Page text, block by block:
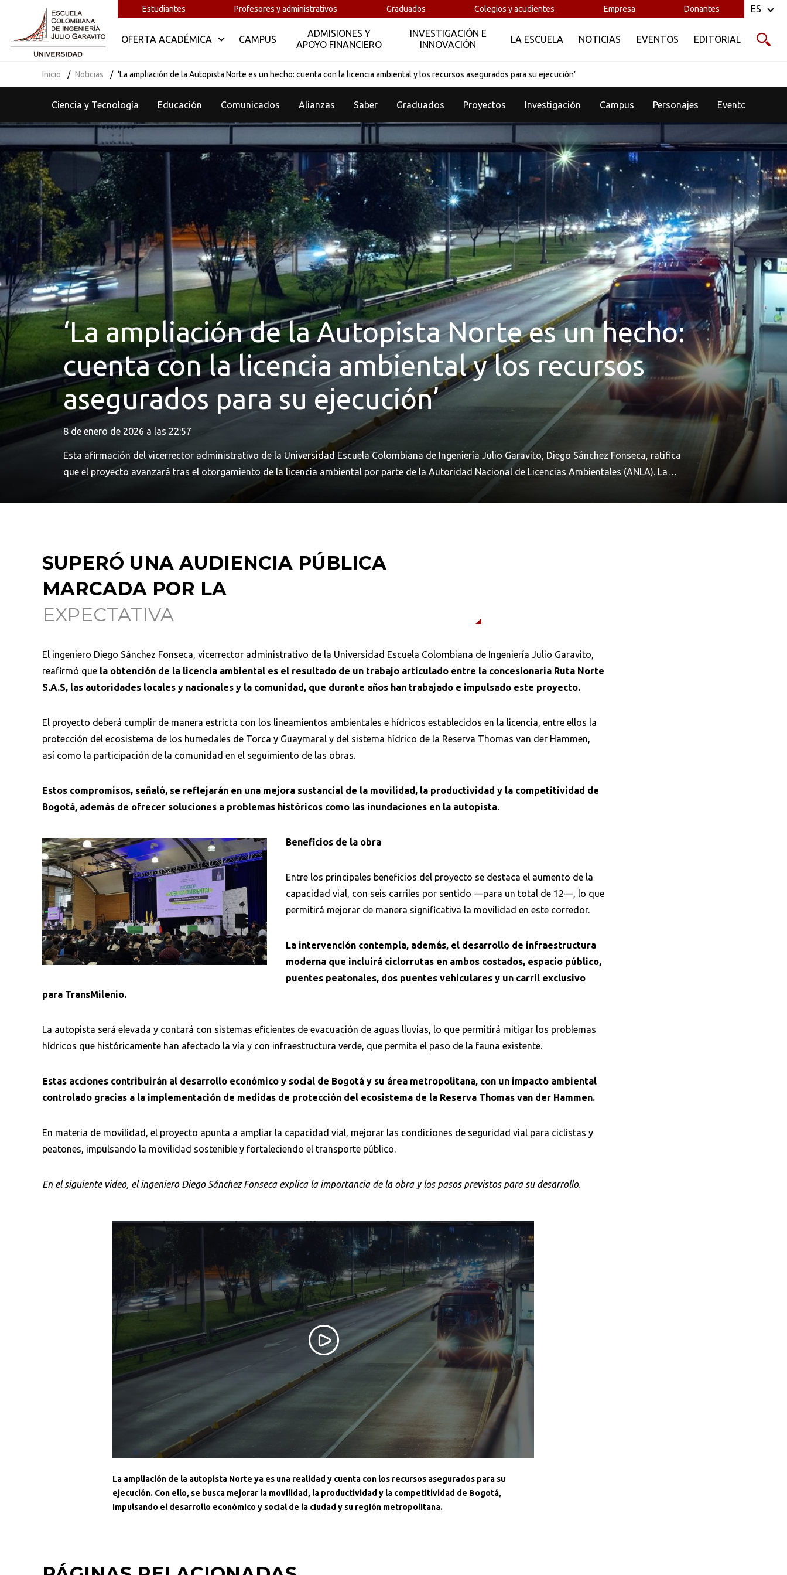
Estudiantes Profesores y administrativos Graduados Colegios y acudientes Empresa Donantes
OFERTA ACADÉMICA CAMPUS
ADMISIONES Y
APOYO FINANCIERO
INVESTIGACIÓN E
INNOVACIÓN
LA ESCUELA NOTICIAS EVENTOS EDITORIAL
ES
Inicio Noticias ‘La ampliación de la Autopista Norte es un hecho: cuenta con la licencia ambiental y los recursos asegurados para su ejecución’
Ciencia y Tecnología Educación Comunicados Alianzas Saber Graduados Proyectos Investigación Campus Personajes Eventos
‘La ampliación de la Autopista Norte es un hecho:
cuenta con la licencia ambiental y los recursos
asegurados para su ejecución’
8 de enero de 2026 a las 22:57
Esta afirmación del vicerrector administrativo de la Universidad Escuela Colombiana de Ingeniería Julio Garavito, Diego Sánchez Fonseca, ratifica
que el proyecto avanzará tras el otorgamiento de la licencia ambiental por parte de la Autoridad Nacional de Licencias Ambientales (ANLA). La
obra beneficiará a 7.951.000 personas, generará 35.800 empleos directos e indirectos y mejorará la movilidad, con una reducción estimada de 45
minutos en los tiempos de viaje.
SUPERÓ UNA AUDIENCIA PÚBLICA
MARCADA POR LA
EXPECTATIVA
El ingeniero Diego Sánchez Fonseca, vicerrector administrativo de la Universidad Escuela Colombiana de Ingeniería Julio Garavito,
reafirmó que la obtención de la licencia ambiental es el resultado de un trabajo articulado entre la concesionaria Ruta Norte
S.A.S, las autoridades locales y nacionales y la comunidad, que durante años han trabajado e impulsado este proyecto.
El proyecto deberá cumplir de manera estricta con los lineamientos ambientales e hídricos establecidos en la licencia, entre ellos la
protección del ecosistema de los humedales de Torca y Guaymaral y del sistema hídrico de la Reserva Thomas van der Hammen,
así como la participación de la comunidad en el seguimiento de las obras.
Estos compromisos, señaló, se reflejarán en una mejora sustancial de la movilidad, la productividad y la competitividad de
Bogotá, además de ofrecer soluciones a problemas históricos como las inundaciones en la autopista.
Beneficios de la obra
Entre los principales beneficios del proyecto se destaca el aumento de la
capacidad vial, con seis carriles por sentido —para un total de 12—, lo que
permitirá mejorar de manera significativa la movilidad en este corredor.
La intervención contempla, además, el desarrollo de infraestructura
moderna que incluirá ciclorrutas en ambos costados, espacio público,
puentes peatonales, dos puentes vehiculares y un carril exclusivo
para TransMilenio.
La autopista será elevada y contará con sistemas eficientes de evacuación de aguas lluvias, lo que permitirá mitigar los problemas
hídricos que históricamente han afectado la vía y con infraestructura verde, que permita el paso de la fauna existente.
Estas acciones contribuirán al desarrollo económico y social de Bogotá y su área metropolitana, con un impacto ambiental
controlado gracias a la implementación de medidas de protección del ecosistema de la Reserva Thomas van der Hammen.
En materia de movilidad, el proyecto apunta a ampliar la capacidad vial, mejorar las condiciones de seguridad vial para ciclistas y
peatones, impulsando la movilidad sostenible y fortaleciendo el transporte público.
En el siguiente video, el ingeniero Diego Sánchez Fonseca explica la importancia de la obra y los pasos previstos para su desarrollo.
La ampliación de la autopista Norte ya es una realidad y cuenta con los recursos asegurados para su
ejecución. Con ello, se busca mejorar la movilidad, la productividad y la competitividad de Bogotá,
impulsando el desarrollo económico y social de la ciudad y su región metropolitana.
¿Qué buscas? Buscar en: *
Ordenar por: *
Buscar